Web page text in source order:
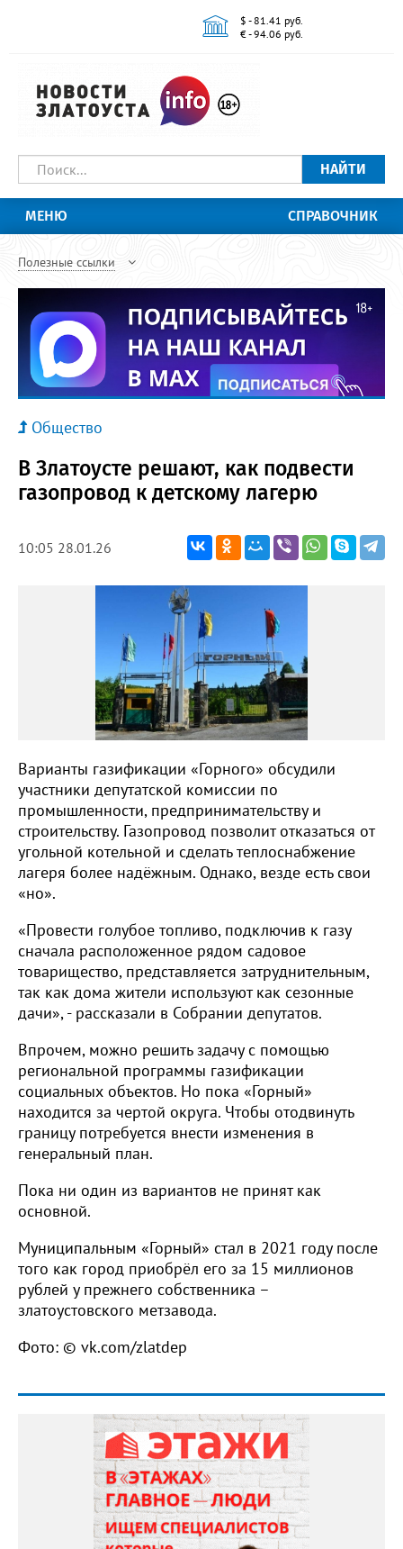
$ - 81.41 руб.
€ - 94.06 руб.
НАЙТИ
МЕНЮ СПРАВОЧНИК
Полезные ссылки
Общество
В Златоусте решают, как подвести
газопровод к детскому лагерю
10:05 28.01.26
Варианты газификации «Горного» обсудили
участники депутатской комиссии по
промышленности, предпринимательству и
строительству. Газопровод позволит отказаться от
угольной котельной и сделать теплоснабжение
лагеря более надёжным. Однако, везде есть свои
«но».
«Провести голубое топливо, подключив к газу
сначала расположенное рядом садовое
товарищество, представляется затруднительным,
так как дома жители используют как сезонные
дачи», - рассказали в Собрании депутатов.
Впрочем, можно решить задачу с помощью
региональной программы газификации
социальных объектов. Но пока «Горный»
находится за чертой округа. Чтобы отодвинуть
границу потребуется внести изменения в
генеральный план.
Пока ни один из вариантов не принят как
основной.
Муниципальным «Горный» стал в 2021 году после
того как город приобрёл его за 15 миллионов
рублей у прежнего собственника –
златоустовского метзавода.
Фото: © vk.com/zlatdep